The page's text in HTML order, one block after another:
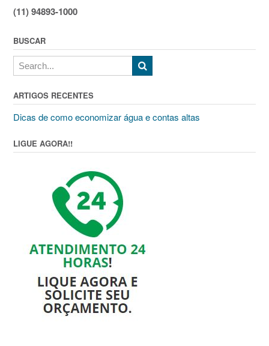
(11) 94893-1000
BUSCAR
ARTIGOS RECENTES
Dicas de como economizar água e contas altas
LIGUE AGORA!!